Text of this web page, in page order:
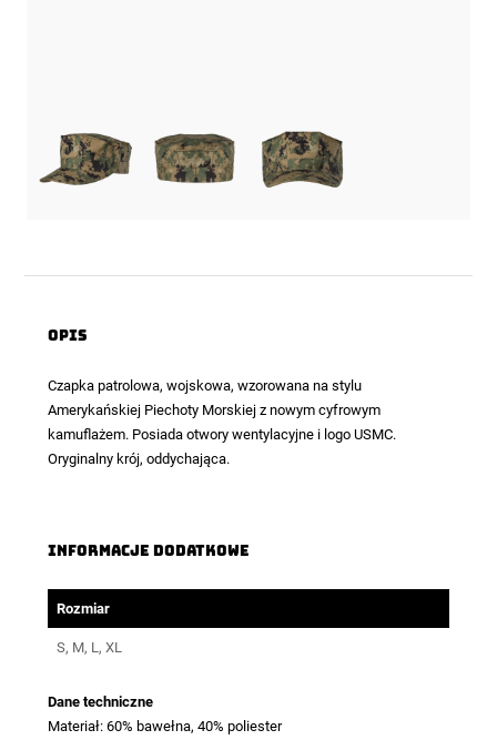
Opis
Czapka patrolowa, wojskowa, wzorowana na stylu
Amerykańskiej Piechoty Morskiej z nowym cyfrowym
kamuflażem. Posiada otwory wentylacyjne i logo USMC.
Oryginalny krój, oddychająca.
Informacje dodatkowe
Rozmiar
S, M, L, XL
Dane techniczne
Materiał: 60% bawełna, 40% poliester